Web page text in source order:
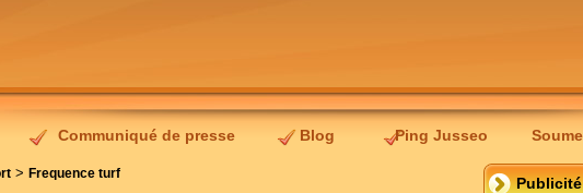
Communiqué de presse Blog Ping Jusseo
Publicité
> Frequence turf